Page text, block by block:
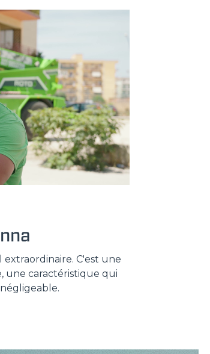
extraordinaire. C'est une
une caractéristique qui